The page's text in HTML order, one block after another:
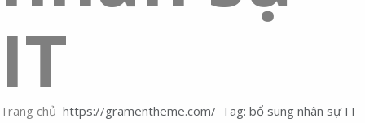
IT
Trang chủ Tag: bổ sung nhân sự IT